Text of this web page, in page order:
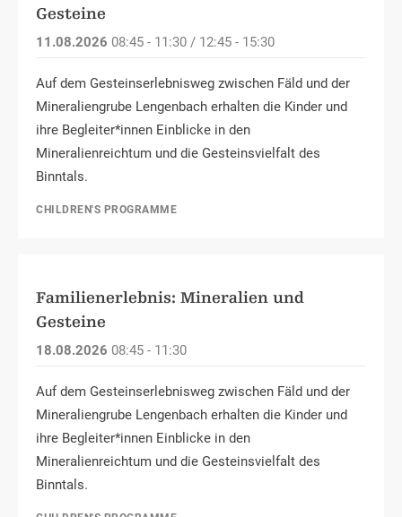
Gesteine
11.08.2026 08:45 - 11:30 / 12:45 - 15:30
Auf dem Gesteinserlebnisweg zwischen Fäld und der
Mineraliengrube Lengenbach erhalten die Kinder und
ihre Begleiter*innen Einblicke in den
Mineralienreichtum und die Gesteinsvielfalt des
Binntals.
CHILDREN'S PROGRAMME
Familienerlebnis: Mineralien und
Gesteine
18.08.2026 08:45 - 11:30
Auf dem Gesteinserlebnisweg zwischen Fäld und der
Mineraliengrube Lengenbach erhalten die Kinder und
ihre Begleiter*innen Einblicke in den
Mineralienreichtum und die Gesteinsvielfalt des
Binntals.